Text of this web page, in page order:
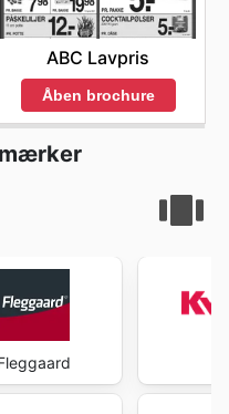
ABC Lavpris
Åben brochure